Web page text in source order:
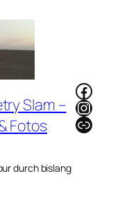
Slam –
Fotos
durch bislang
Link